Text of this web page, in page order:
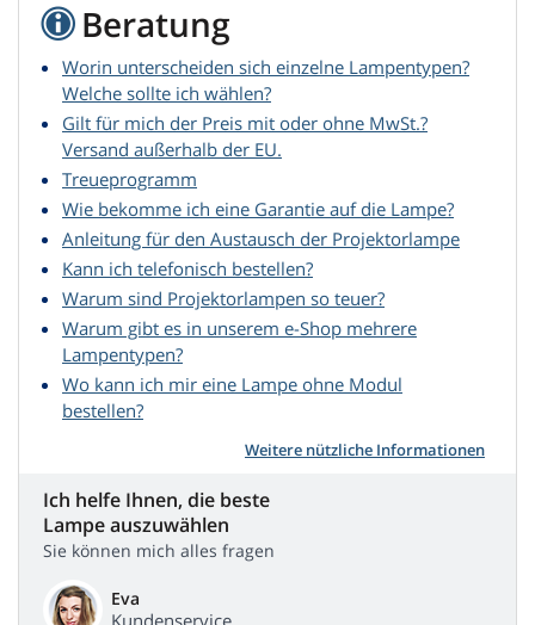
Beratung
Worin unterscheiden sich einzelne Lampentypen?
Welche sollte ich wählen?
Gilt für mich der Preis mit oder ohne MwSt.?
Versand außerhalb der EU.
Treueprogramm
Wie bekomme ich eine Garantie auf die Lampe?
Anleitung für den Austausch der Projektorlampe
Kann ich telefonisch bestellen?
Warum sind Projektorlampen so teuer?
Warum gibt es in unserem e-Shop mehrere
Lampentypen?
Wo kann ich mir eine Lampe ohne Modul
bestellen?
Weitere nützliche Informationen
Ich helfe Ihnen, die beste
Lampe auszuwählen
Sie können mich alles fragen
Eva